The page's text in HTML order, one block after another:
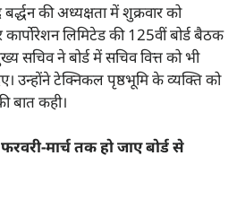
की अध्यक्षता में शुक्रवार को
लिमिटेड की 125वीं बोर्ड बैठक
सचिव ने बोर्ड में सचिव वित्त को भी
उन्होंने टेक्निकल पृष्ठभूमि के व्यक्ति को
बात कही।
मार्च तक हो जाए बोर्ड से